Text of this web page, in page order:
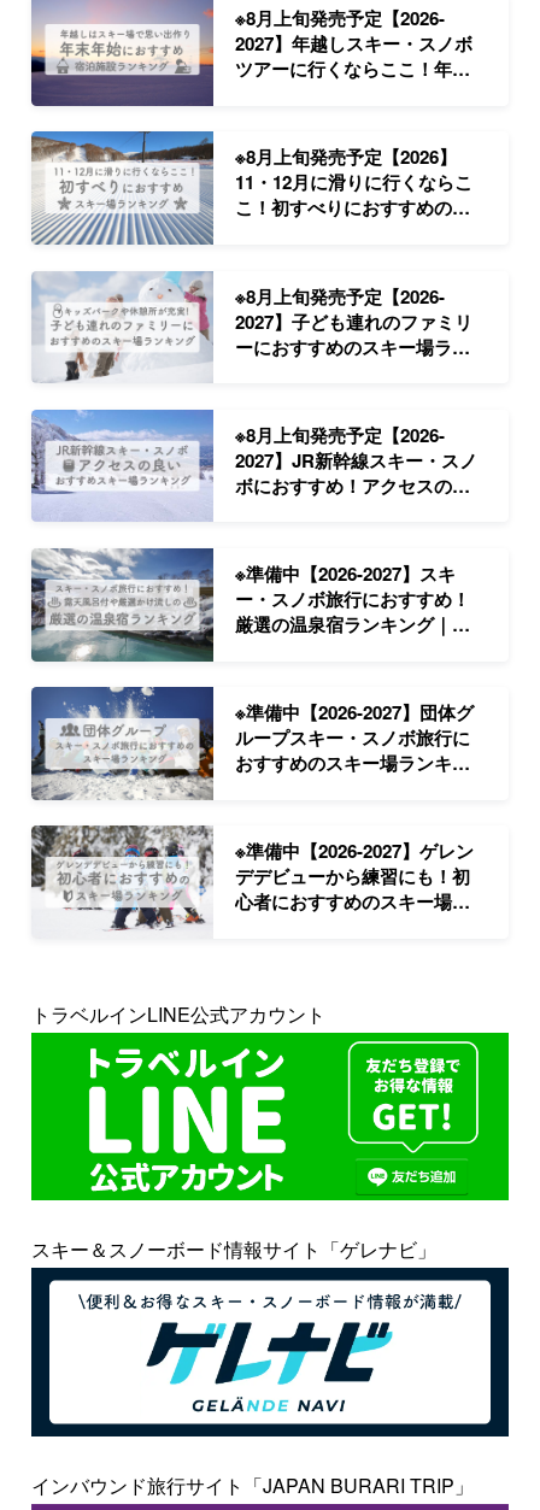
※8月上旬発売予定【2026-
2027】年越しスキー・スノボ
ツアーに行くならここ！年末
※8月上旬発売予定【2026】
11・12月に滑りに行くならこ
こ！初すべりにおすすめのス
※8月上旬発売予定【2026-
2027】子ども連れのファミリ
ーにおすすめのスキー場ラン
※8月上旬発売予定【2026-
2027】JR新幹線スキー・スノ
ボにおすすめ！アクセスの良
※準備中【2026-2027】スキ
ー・スノボ旅行におすすめ！
厳選の温泉宿ランキング｜ス
※準備中【2026-2027】団体グ
ループスキー・スノボ旅行に
おすすめのスキー場ランキン
※準備中【2026-2027】ゲレン
デデビューから練習にも！初
心者におすすめのスキー場ラ
トラベルインLINE公式アカウント
スキー＆スノーボード情報サイト「ゲレナビ」
インバウンド旅行サイト「JAPAN BURARI TRIP」